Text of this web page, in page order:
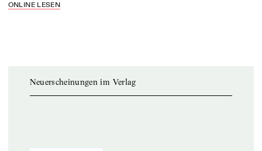
ONLINE LESEN
Neuerscheinungen im Verlag